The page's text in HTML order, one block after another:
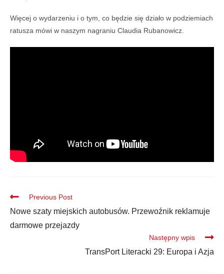
Więcej o wydarzeniu i o tym, co będzie się działo w podziemiach
ratusza mówi w naszym nagraniu Claudia Rubanowicz.
Previous Post
Nowe szaty miejskich autobusów. Przewoźnik reklamuje
darmowe przejazdy
Następny wpis
TransPort Literacki 29: Europa i Azja